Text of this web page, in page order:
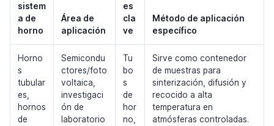
sistem
a de
horno
Área de
aplicación
es
cla
ve
Método de aplicación
específico
Horno
s
tubular
es,
hornos
de
Semicondu
ctores/foto
voltaica,
investigaci
ón de
laboratorio
Tu
bo
s
de
hor
no,
Sirve como contenedor
de muestras para
sinterización, difusión y
recocido a alta
temperatura en
atmósferas controladas.